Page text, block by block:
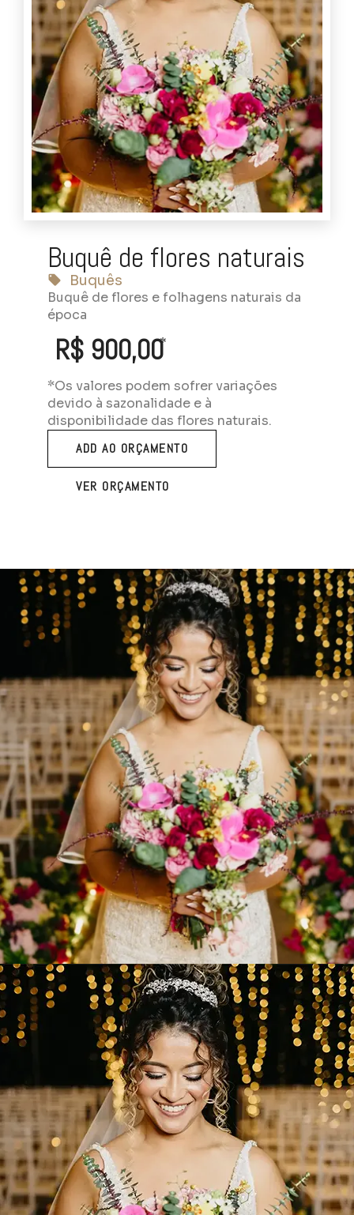
Buquê de flores naturais
Buquês
Buquê de flores e folhagens naturais da
época
R$ 900,00*
*Os valores podem sofrer variações
devido à sazonalidade e à
disponibilidade das flores naturais.
ADD AO ORÇAMENTO
VER ORÇAMENTO